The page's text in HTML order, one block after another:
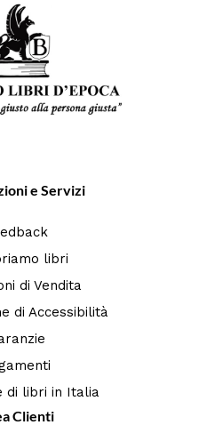
e Servizi
libri
di Vendita
di Accessibilità
di libri in Italia
Clienti